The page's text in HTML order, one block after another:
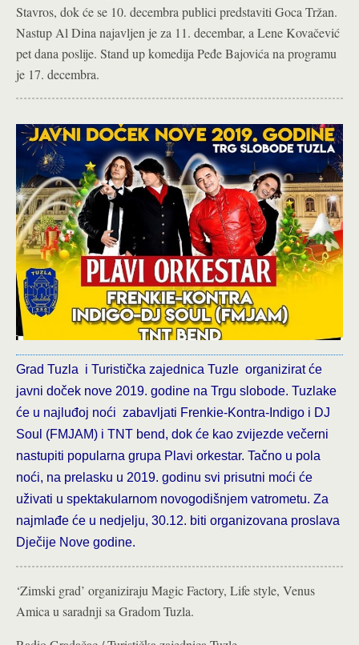
Stavros, dok će se 10. decembra publici predstaviti Goca Tržan.
Nastup Al Dina najavljen je za 11. decembar, a Lene Kovačević
pet dana poslije. Stand up komedija Peđe Bajovića na programu
je 17. decembra.
Grad Tuzla i Turistička zajednica Tuzle organizirat će
javni doček nove 2019. godine na Trgu slobode. Tuzlake
će u najluđoj noći zabavljati Frenkie-Kontra-Indigo i DJ
Soul (FMJAM) i TNT bend, dok će kao zvijezde večerni
nastupiti popularna grupa Plavi orkestar. Tačno u pola
noći, na prelasku u 2019. godinu svi prisutni moći će
uživati u spektakularnom novogodišnjem vatrometu. Za
najmlađe će u nedjelju, 30.12. biti organizovana proslava
Dječije Nove godine.
‘Zimski grad’ organiziraju Magic Factory, Life style, Venus
Amica u saradnji sa Gradom Tuzla.